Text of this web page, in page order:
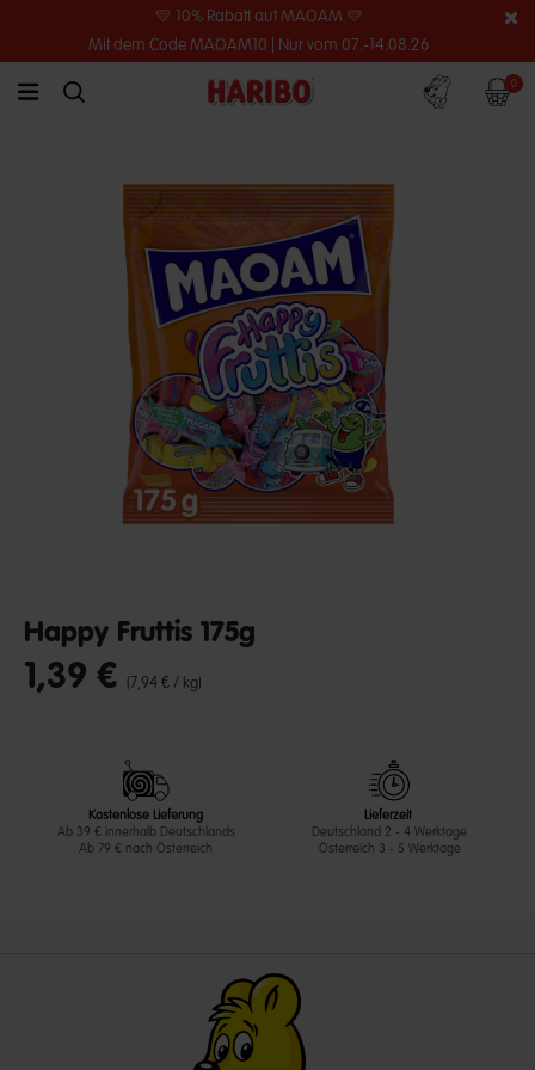
💛 10% Rabatt auf MAOAM 💛
Mit dem Code MAOAM10 | Nur vom 07.-14.08.26
link.header.menu.label
simplesearch.search.label
Konto 0
Happy Fruttis 175g
undefined out of 5 Customer Rating
1,39 € (7,94 € / kg)
Kostenlose Lieferung
Ab 39 € innerhalb Deutschlands
Ab 79 € nach Österreich
Lieferzeit
Deutschland 2 - 4 Werktage
Österreich 3 - 5 Werktage